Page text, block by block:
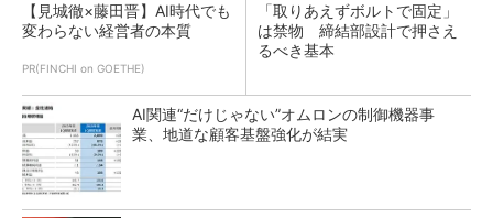
【見城徹×藤田晋】AI時代でも
変わらない経営者の本質
PR(FINCHI on GOETHE)
「取りあえずボルトで固定」
は禁物 締結部設計で押さえ
るべき基本
AI関連“だけじゃない”オムロンの制御機器事
業、地道な顧客基盤強化が結実